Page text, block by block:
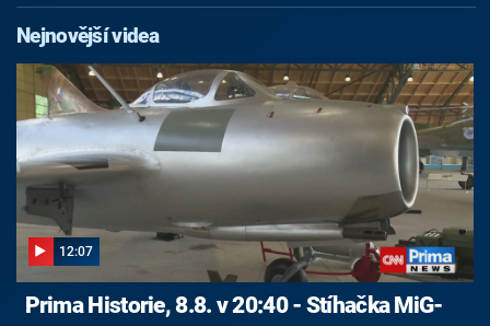
Nejnovější videa
12:07
Prima Historie, 8.8. v 20:40 - Stíhačka MiG-